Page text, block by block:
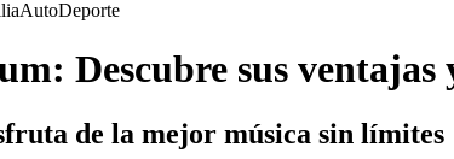
AutoDeporte
Descubre sus
de la mejor música sin límites